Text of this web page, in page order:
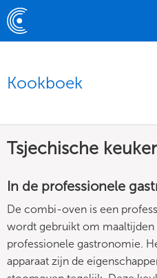
Kookboek
Tsjechische
In de professionele
De combi-oven is een
wordt gebruikt om maaltijden
professionele gastronomie.
apparaat zijn de